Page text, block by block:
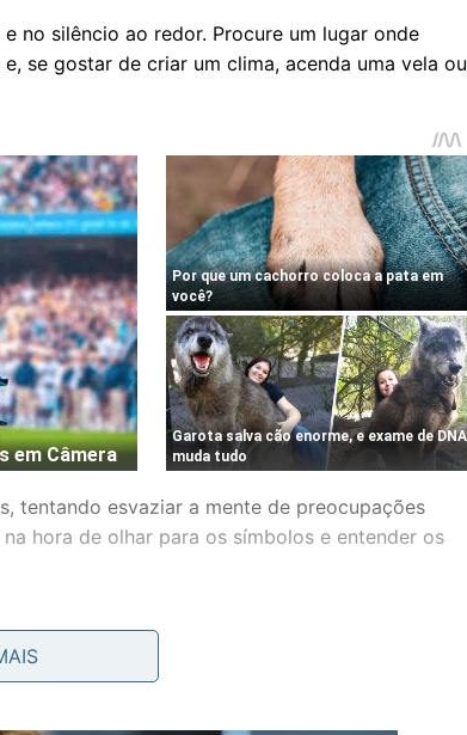
no silêncio ao redor. Procure um lugar onde
se gostar de criar um clima, acenda uma vela ou
tentando esvaziar a mente de preocupações
hora de olhar para os símbolos e entender os